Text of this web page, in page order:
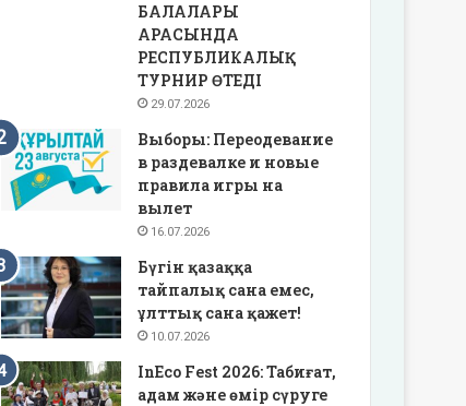
БАЛАЛАРЫ
АРАСЫНДА
РЕСПУБЛИКАЛЫҚ
ТУРНИР ӨТЕДІ
29.07.2026
Выборы: Переодевание
в раздевалке и новые
правила игры на
вылет
16.07.2026
Бүгін қазаққа
тайпалық сана емес,
ұлттық сана қажет!
10.07.2026
InEco Fest 2026: Табиғат,
адам және өмір сүруге